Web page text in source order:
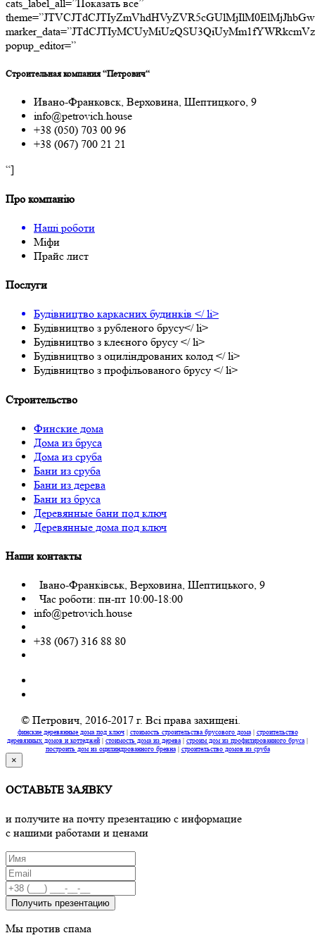
cats_label_all=”Показать все”
popup_editor=”
Строительная компания “Петрович“
Ивано-Франковск, Верховина, Шептицкого, 9
info@petrovich.house
+38 (050) 703 00 96
+38 (067) 700 21 21
“]
Про компанію
Наші роботи
Міфи
Прайс лист
Послуги
Будівництво каркасних будинків </ li>
Будівництво з рубленого брусу</ li>
Будівництво з клеєного брусу </ li>
Будівництво з оциліндрованих колод </ li>
Будівництво з профільованого брусу </ li>
Строительство
Финские дома
Дома из бруса
Дома из сруба
Бани из сруба
Бани из дерева
Бани из бруса
Деревянные бани под ключ
Деревянные дома под ключ
Наши контакты
Івано-Франківськ, Верховина, Шептицького, 9
Час роботи: пн-пт 10:00-18:00
info@petrovich.house
+38 (067) 316 88 80
© Петрович, 2016-2017 г. Всі права захищені.
финские деревянные дома под ключ| стоимость строительства брусового дома| строительство
деревянных домов и коттеджей| стоимость дома из дерева| строим дом из профилированного бруса|
построить дом из оцилиндрованного бревна| строительство домов из сруба
×
ОСТАВЬТЕ ЗАЯВКУ
и получите на почту презентацию с информацие
c нашими работами и ценами
Получить презентацию
Мы против спама